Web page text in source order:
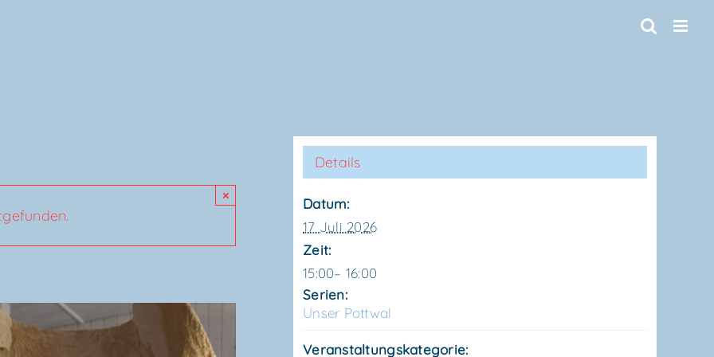
×
Details
Datum:
17 Juli 2026
Zeit:
15:00– 16:00
Serien:
Unser Pott­wal
Veranstaltungskategorie: